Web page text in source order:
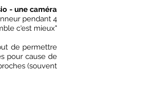
- une caméra
pendant 4
c'est mieux"
de permettre
pour cause de
(souvent